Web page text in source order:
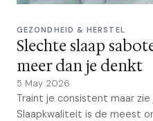
GEZONDHEID & HERSTEL
Slechte slaap
meer dan je denkt
5 May 2026
Traint je consistent maar zie
Slaapkwaliteit is de meest